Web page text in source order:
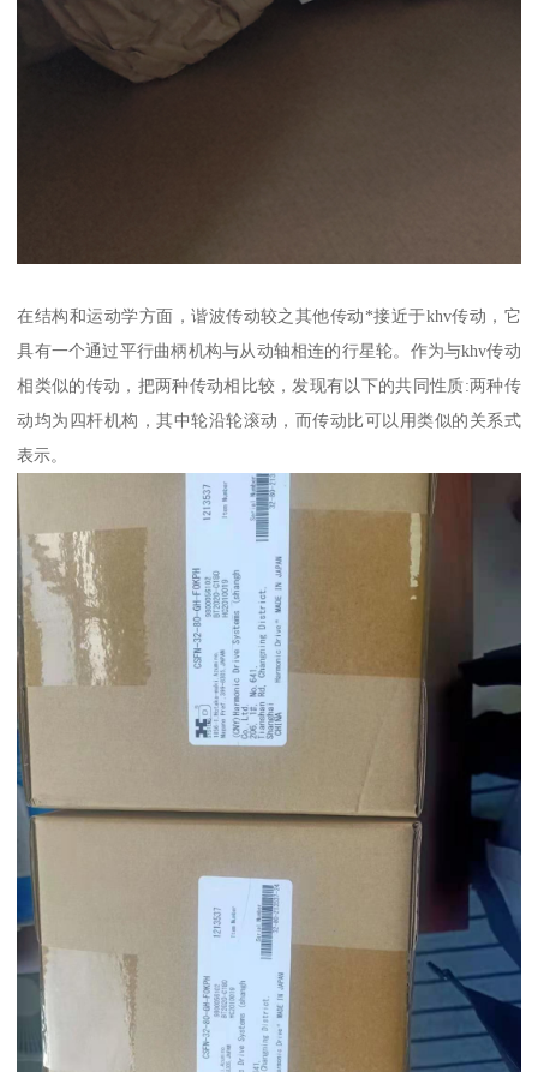
在结构和运动学方面，谐波传动较之其他传动*接近于khv传动，它
具有一个通过平行曲柄机构与从动轴相连的行星轮。作为与khv传动
相类似的传动，把两种传动相比较，发现有以下的共同性质:两种传
动均为四杆机构，其中轮沿轮滚动，而传动比可以用类似的关系式
表示。